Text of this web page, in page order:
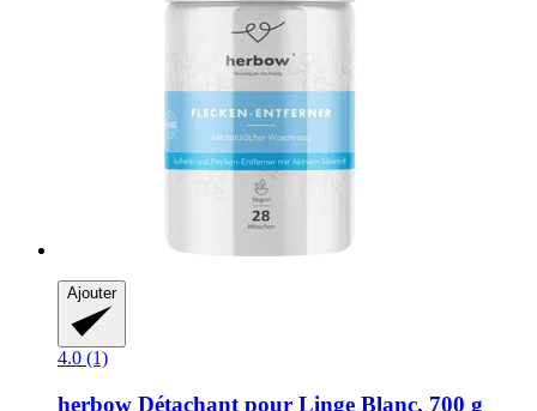
Ajouter
4.0 (1)
herbow Détachant pour Linge Blanc, 700 g